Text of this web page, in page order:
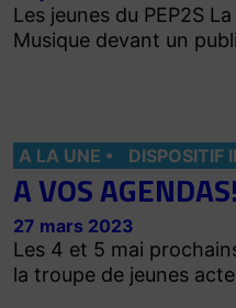
Les jeunes du PEP2S
Musique devant un
A LA UNE DISPOSITIF
A VOS AGENDAS!
27 mars 2023
Les 4 et 5 mai
la troupe de jeunes